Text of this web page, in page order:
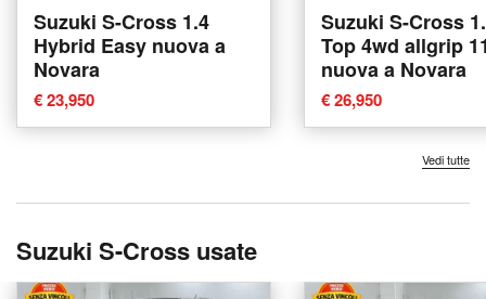
Suzuki S-Cross 1.4
Hybrid Easy nuova a
Novara
€ 23,950
Suzuki S-Cross
Top 4wd allgrip
nuova a Novara
€ 26,950
Vedi tutte
Suzuki S-Cross usate